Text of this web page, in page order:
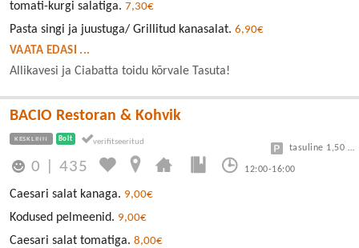
tomati-kurgi salatiga. 7,30€
Pasta singi ja juustuga/ Grillitud kanasalat. 6,90€
VAATA EDASI ...
Allikavesi ja Ciabatta toidu kõrvale Tasuta!
BACIO Restoran & Kohvik
KESKLINN Bolt
0 |435 12:00-16:00
tasuline 1,50 eur/h
Caesari salat kanaga. 9,00€
Kodused pelmeenid. 9,00€
Caesari salat tomatiga. 8,00€